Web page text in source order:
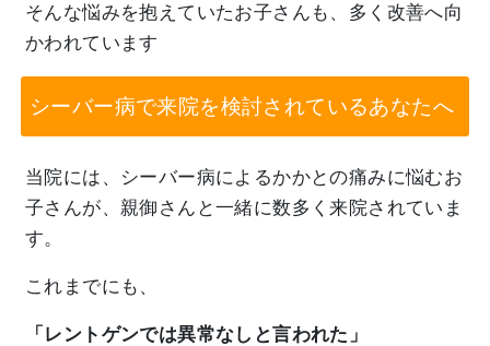
そんな悩みを抱えていたお子さんも、多く改善へ向
かわれています
シーバー病で来院を検討されているあなたへ
当院には、シーバー病によるかかとの痛みに悩むお
子さんが、親御さんと一緒に数多く来院されていま
す。
これまでにも、
「レントゲンでは異常なしと言われた」